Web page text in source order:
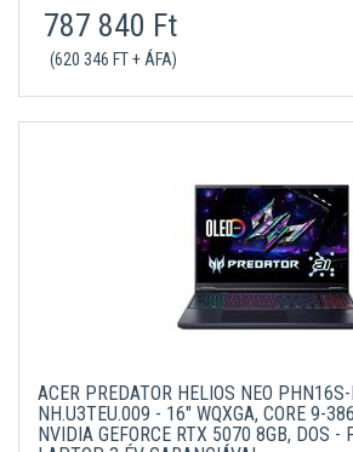
787 840 Ft
(620 346 FT + ÁFA)
ACER PREDATOR HELIOS NEO
NH.U3TEU.009 - 16" WQXGA, CORE 9-
NVIDIA GEFORCE RTX 5070 8GB, DOS -